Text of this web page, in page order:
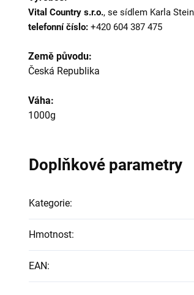
Vital Country s.r.o., se sídlem Karla
telefonní číslo: +420 604 387 475
Země původu:
Česká Republika
Váha:
1000g
Doplňkové parametry
Kategorie:
Hmotnost:
EAN: